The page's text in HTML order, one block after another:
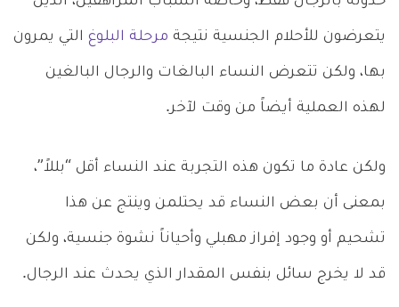
يتعرضون للأحلام الجنسية نتيجة مرحلة البلوغ التي يمرون
بها، ولكن تتعرض النساء البالغات والرجال البالغين
لهذه العملية أيضاً من وقت لآخر.
ولكن عادة ما تكون هذه التجربة عند النساء أقل “بللاً”،
بمعنى أن بعض النساء قد يحتلمن وينتج عن هذا
تشحيم أو وجود إفراز مهبلي وأحياناً نشوة جنسية، ولكن
قد لا يخرج سائل بنفس المقدار الذي يحدث عند الرجال.